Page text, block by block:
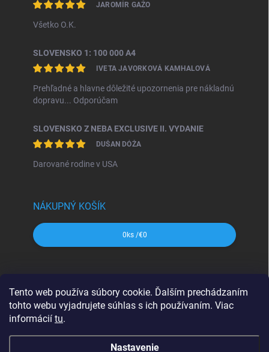
Tento web používa súbory cookie. Ďalším prechádzaním
tohto webu vyjadrujete súhlas s ich používaním. Viac
informácií tu.
Nastavenie
JAROMÍR GAŽO
Všetko O.K.
SLOVENSKO 1: 100 000 A4
IVETA JAVORKOVÁ KAMHALOVÁ
Prehľadné a hlavne dôležité upozornenia pre nákladnú
dopravu... Odporúčam
SLOVENSKO Z NEBA EXCLUSIVE II. VYDANIE
DUŠAN DÓŽA
Darované rodine v USA
NÁKUPNÝ KOŠÍK
0 ks /€0
VKÚ Harmanec
CBS Slovensko